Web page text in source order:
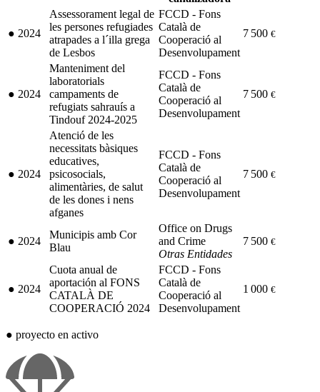
● 2024
Assessorament legal de
les persones refugiades
atrapades a l´illa grega
de Lesbos
FCCD - Fons
Català de
Cooperació al
Desenvolupament
7 500 €
● 2024
Manteniment del
laboratorials
campaments de
refugiats sahrauís a
Tindouf 2024-2025
FCCD - Fons
Català de
Cooperació al
Desenvolupament
7 500 €
● 2024
Atenció de les
necessitats bàsiques
educatives,
psicosocials,
alimentàries, de salut
de les dones i nens
afganes
FCCD - Fons
Català de
Cooperació al
Desenvolupament
7 500 €
● 2024
Municipis amb Cor
Blau
Office on Drugs
and Crime
Otras Entidades
7 500 €
● 2024
Cuota anual de
aportación al FONS
CATALÀ DE
COOPERACIÓ 2024
FCCD - Fons
Català de
Cooperació al
Desenvolupament
1 000 €
● proyecto en activo